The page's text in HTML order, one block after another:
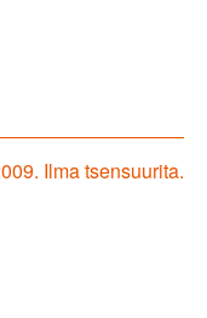
Ilma tsensuurita.